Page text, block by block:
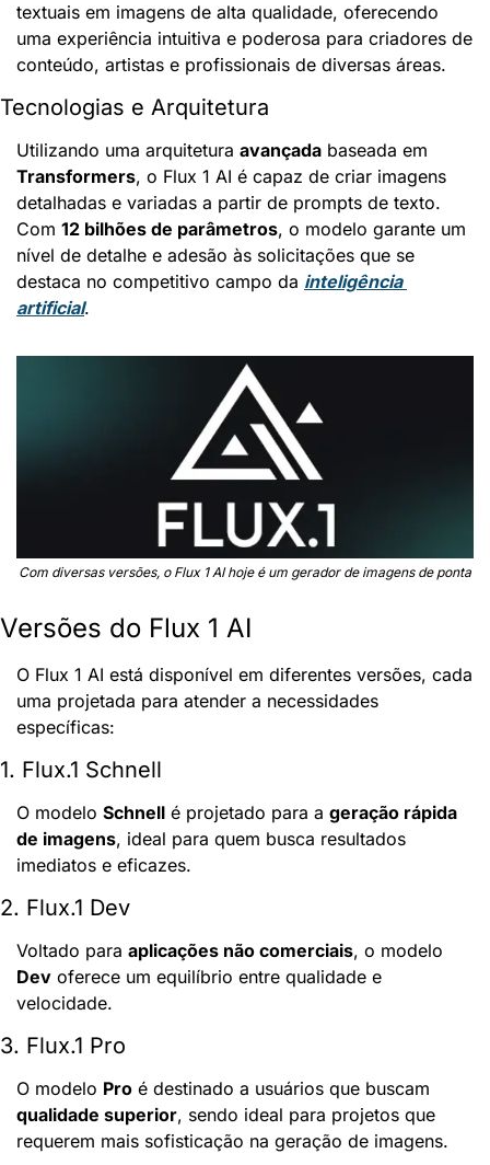
textuais em imagens de alta qualidade, oferecendo
uma experiência intuitiva e poderosa para criadores de
conteúdo, artistas e profissionais de diversas áreas.
Tecnologias e Arquitetura
Utilizando uma arquitetura avançada
Transformers, o Flux 1 AI é capaz de criar imagens
detalhadas e variadas a partir de prompts de texto.
Com 12 bilhões de parâmetros, o modelo garante um
nível de detalhe e adesão às solicitações que se
destaca no competitivo campo da inteligência
artificial.
Com diversas versões, o Flux 1 AI hoje é um gerador de imagens de ponta
Versões do Flux 1 AI
O Flux 1 AI está disponível em diferentes versões, cada
uma projetada para atender a necessidades
específicas:
1. Flux.1 Schnell
O modelo Schnell é projetado para a geração rápida
de imagens, ideal para quem busca resultados
imediatos e eficazes.
2. Flux.1 Dev
Voltado para aplicações não comerciais
Dev oferece um equilíbrio entre qualidade e
velocidade.
3. Flux.1 Pro
O modelo Pro
qualidade superior, sendo ideal para projetos que
requerem mais sofisticação na geração de imagens.